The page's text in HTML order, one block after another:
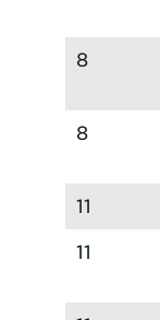
8
8
11
11